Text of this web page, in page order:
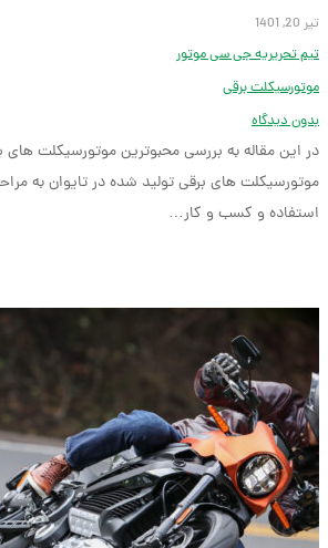
تیر 20, 1401
تیم تحریریه جی سی موتور
موتورسیکلت برقی
بدون دیدگاه
در این مقاله به بررسی محبو‌ترین موتورسیکلت های
موتورسیکلت های برقی تولید شده در تایوان به
استفاده و کسب و کار…